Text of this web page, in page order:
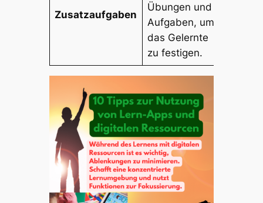
Zusatzaufgaben
Übungen und
Aufgaben, um
das Gelernte
zu festigen.